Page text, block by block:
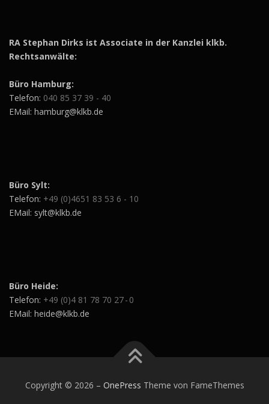
RA Stephan Dirks ist Associate in der Kanzlei klkb.
Rechtsanwälte:
Büro Hamburg:
Telefon: 040 85 37 39 - 40
EMail: hamburg@klkb.de
Büro Sylt:
Telefon: +49 (0)4651 83 53 6 - 10
EMail: sylt@klkb.de
Büro Heide:
Telefon: +49 (0)4 81 78 70 27 - 0
EMail: heide@klkb.de
Copyright © 2026 – OnePress Theme von FameThemes